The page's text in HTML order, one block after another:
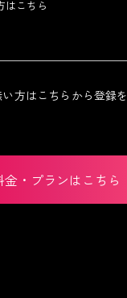
はこちら
方はこちらから登録
金・プランはこちら